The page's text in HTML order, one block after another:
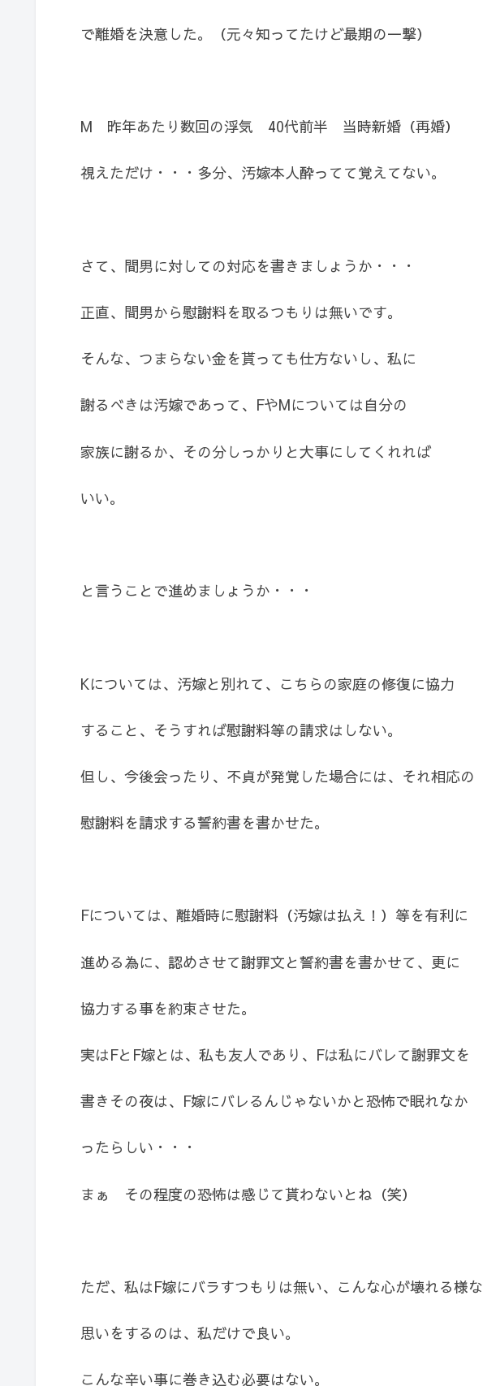
で離婚を決意した。（元々知ってたけど最期の一撃）
M 昨年あたり数回の浮気 40代前半 当時新婚（再婚）
視えただけ・・・多分、汚嫁本人酔ってて覚えてない。
さて、間男に対しての対応を書きましょうか・・・
正直、間男から慰謝料を取るつもりは無いです。
そんな、つまらない金を貰っても仕方ないし、私に
謝るべきは汚嫁であって、FやMについては自分の
家族に謝るか、その分しっかりと大事にしてくれれば
いい。
と言うことで進めましょうか・・・
Kについては、汚嫁と別れて、こちらの家庭の修復に協力
すること、そうすれば慰謝料等の請求はしない。
但し、今後会ったり、不貞が発覚した場合には、それ相応の
慰謝料を請求する誓約書を書かせた。
Fについては、離婚時に慰謝料（汚嫁は払え！）等を有利に
進める為に、認めさせて謝罪文と誓約書を書かせて、更に
協力する事を約束させた。
実はFとF嫁とは、私も友人であり、Fは私にバレて謝罪文を
書きその夜は、F嫁にバレるんじゃないかと恐怖で眠れなか
ったらしい・・・
まぁ その程度の恐怖は感じて貰わないとね（笑）
ただ、私はF嫁にバラすつもりは無い、こんな心が壊れる様な
思いをするのは、私だけで良い。
こんな辛い事に巻き込む必要はない。